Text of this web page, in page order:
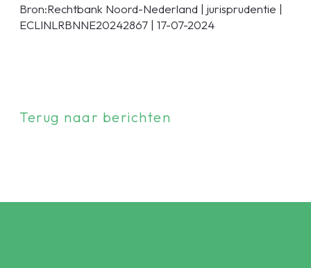
Bron:Rechtbank Noord-Nederland | jurisprudentie |
ECLINLRBNNE20242867 | 17-07-2024
Terug naar berichten